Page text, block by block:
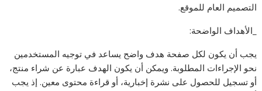
التصميم العام للموقع.
_الأهداف الواضحة:
يجب أن يكون لكل صفحة هدف واضح يساعد في توجيه المستخدمين
نحو الإجراءات المطلوبة. ويمكن أن يكون الهدف عبارة عن شراء منتج،
أو تسجيل للحصول على نشرة إخبارية، أو قراءة محتوى معين. إذ يجب